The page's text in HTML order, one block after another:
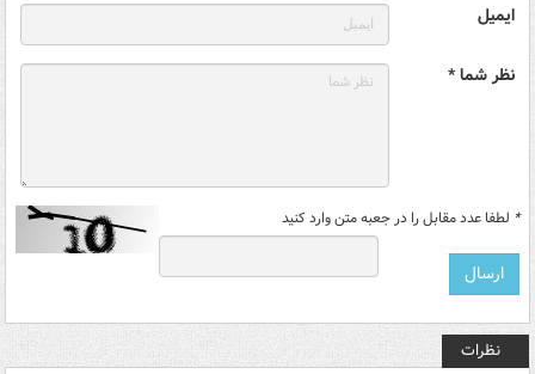
ایمیل
نظر شما *
* لطفا عدد مقابل را در جعبه متن وارد کنید
نظرات